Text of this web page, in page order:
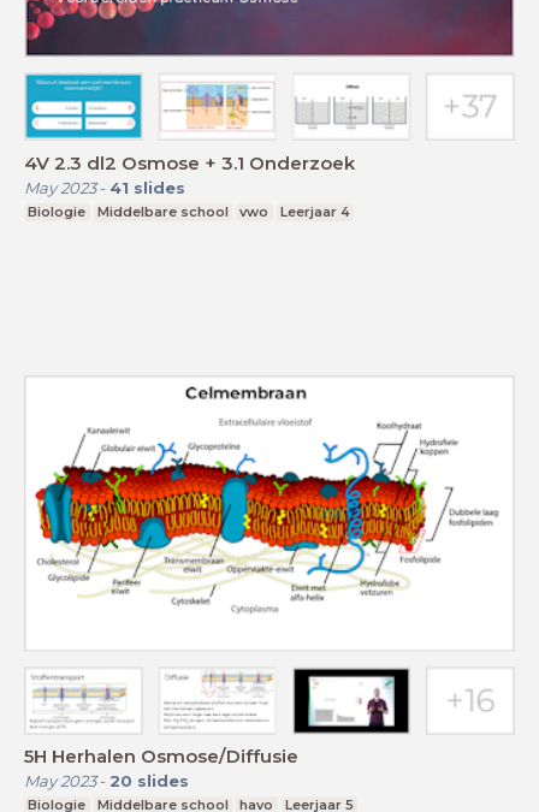
4V 2.3 dl2 Osmose + 3.1 Onderzoek
May 2023- 41 slides
Biologie Middelbare school vwo Leerjaar 4
5H Herhalen Osmose/Diffusie
May 2023- 20 slides
Biologie Middelbare school havo Leerjaar 5